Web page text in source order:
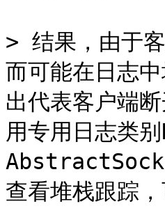
> 结果，由于
而可能在日志
出代表客户端
用专用日志类
查看堆栈跟踪